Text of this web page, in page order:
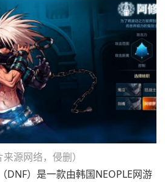
来源网络，侵删）
DNF）是一款由韩国NEOPLE网游